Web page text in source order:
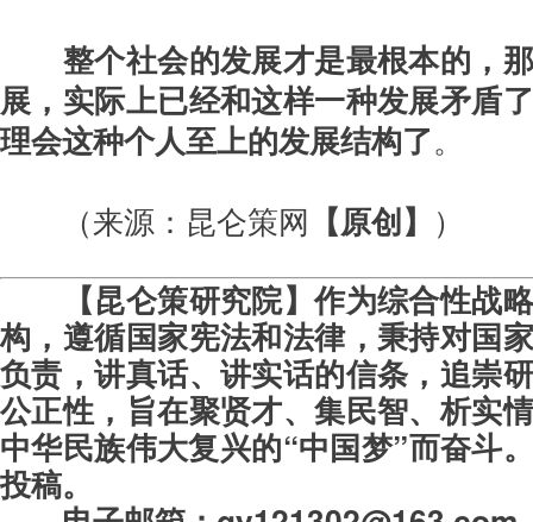
整个社会的发展才是最根本的，
展，实际上已经和这样一种发展矛盾
理会这种个人至上的发展结构了。
（来源：昆仑策网 【原创】 ）
【昆仑策研究院】作为综合性战
构，遵循国家宪法和法律，秉持对国
负责，讲真话、讲实话的信条，追崇
公正性，旨在聚贤才、集民智、析实
中华民族伟大复兴的“中国梦”而奋斗
投稿。